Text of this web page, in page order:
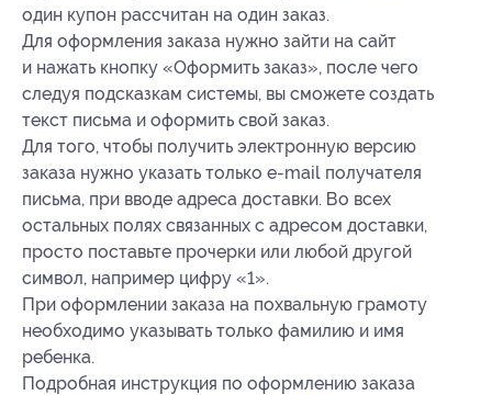
один купон рассчитан на один заказ.
Для оформления заказа нужно зайти на сайт
и нажать кнопку «Оформить заказ», после чего
следуя подсказкам системы, вы сможете создать
текст письма и оформить свой заказ.
Для того, чтобы получить электронную версию
заказа нужно указать только e-mail получателя
письма, при вводе адреса доставки. Во всех
остальных полях связанных с адресом доставки,
просто поставьте прочерки или любой другой
символ, например цифру «1».
При оформлении заказа на похвальную грамоту
необходимо указывать только фамилию и имя
ребенка.
Подробная инструкция по оформлению заказа